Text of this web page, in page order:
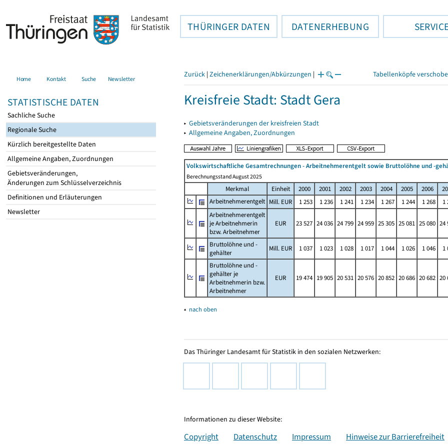
THÜRINGER DATEN DATENERHEBUNG
Home Kontakt Suche Newsletter
STATISTISCHE DATEN
Sachliche Suche
Regionale Suche
Kürzlich bereitgestellte Daten
Allgemeine Angaben, Zuordnungen
Gebietsveränderungen,
Änderungen zum Schlüsselverzeichnis
Definitionen und Erläuterungen
Newsletter
Zurück | Zeichenerklärungen/Abkürzungen | Tabellenköpfe
Kreisfreie Stadt: Stadt Gera
▸ Gebietsveränderungen der kreisfreien Stadt
▸ Allgemeine Angaben, Zuordnungen
Volkswirtschaftliche Gesamtrechnungen - Arbeitnehmerentgelt sowie Bruttolöhne und -
Berechnungsstand August 2025
Merkmal Einheit 2000 2001 2002 2003 2004 2005 2006
Arbeitnehmerentgelt Mill. EUR 1 253 1 236 1 241 1 234 1 267 1 244 1 268 1
Arbeitnehmerentgelt
je Arbeitnehmerin
bzw. Arbeitnehmer
EUR 23 527 24 036 24 799 24 959 25 305 25 081 25 080 24
Bruttolöhne und -
gehälter
Mill. EUR 1 037 1 023 1 028 1 017 1 044 1 026 1 046 1
Bruttolöhne und -
gehälter je
Arbeitnehmerin bzw.
Arbeitnehmer
EUR 19 474 19 905 20 531 20 576 20 852 20 686 20 682 20
▴ nach oben
Das Thüringer Landesamt für Statistik in den sozialen Netzwerken:
Informationen zu dieser Website:
Copyright Datenschutz Impressum Hinweise zur Barrierefreiheit